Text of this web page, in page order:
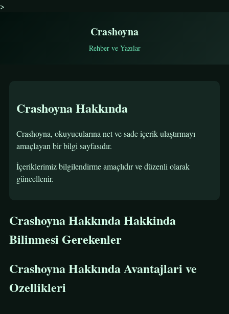
>
Crashoyna
Rehber ve Yazılar
Crashoyna Hakkında
Crashoyna, okuyucularına net ve sade içerik ulaştırmayı
amaçlayan bir bilgi sayfasıdır.
İçeriklerimiz bilgilendirme amaçlıdır ve düzenli olarak
güncellenir.
Crashoyna Hakkında Hakkinda
Bilinmesi Gerekenler
Crashoyna Hakkında Avantajlari ve
Ozellikleri